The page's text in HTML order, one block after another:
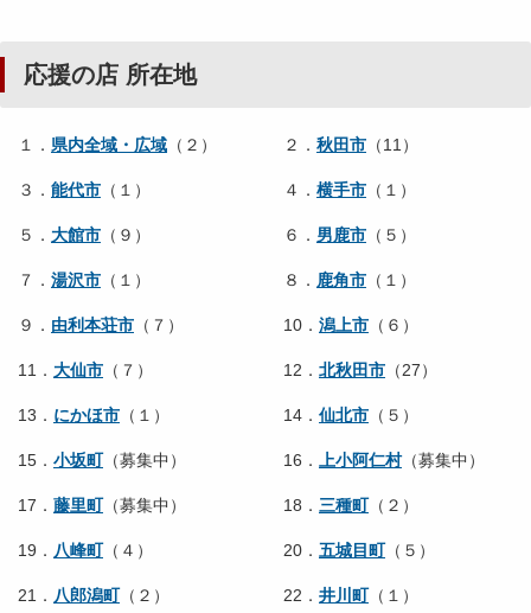
応援の店 所在地
１． 県内全域・広域 （２） ２． 秋田市 （11）
３． 能代市 （１） ４． 横手市 （１）
５． 大館市 （９） ６． 男鹿市 （５）
７． 湯沢市 （１） ８． 鹿角市 （１）
９． 由利本荘市 （７） 10． 潟上市 （６）
11． 大仙市 （７） 12． 北秋田市 （27）
13． にかほ市 （１） 14． 仙北市 （５）
15． 小坂町（募集中） 16． 上小阿仁村（募集中）
17． 藤里町（募集中） 18． 三種町（２）
19． 八峰町（４） 20． 五城目町（５）
21． 八郎潟町（２） 22． 井川町（１）